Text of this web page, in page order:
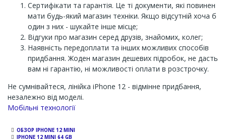
Сертифікати та гарантія. Це ті документи, які повинен
мати будь-який магазин техніки. Якщо відсутній хоча б
один з них - шукайте інше місце;
Відгуки про магазин серед друзів, знайомих, колег;
Наявність передоплати та інших можливих способів
придбання. Жоден магазин дешевих підробок, не дасть
вам ні гарантію, ні можливості оплати в розстрочку.
Не сумнівайтеся, лінійка iPhone 12 - відмінне придбання,
незалежно від моделі.
Channel
Мобільні технології
ОБЗОР IPHONE 12 MINI
IPHONE 12 MINI 64 GB